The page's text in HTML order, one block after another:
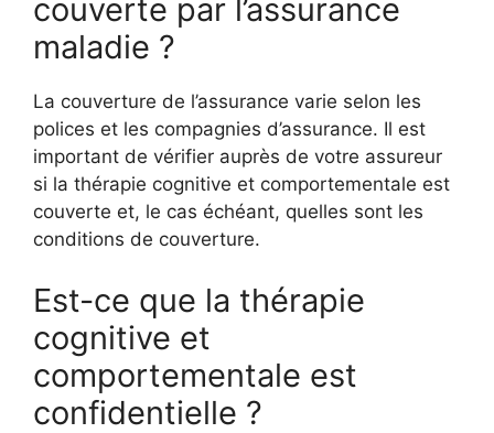
couverte par l’assurance
maladie ?
La couverture de l’assurance varie selon les
polices et les compagnies d’assurance. Il est
important de vérifier auprès de votre assureur
si la thérapie cognitive et comportementale est
couverte et, le cas échéant, quelles sont les
conditions de couverture.
Est-ce que la thérapie
cognitive et
comportementale est
confidentielle ?